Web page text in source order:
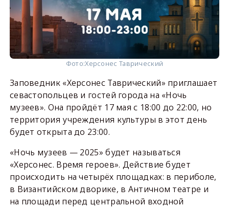
Фото:Херсонес Таврический
Заповедник «Херсонес Таврический» приглашает
севастопольцев и гостей города на «Ночь
музеев». Она пройдёт 17 мая с 18:00 до 22:00, но
территория учреждения культуры в этот день
будет открыта до 23:00.
«Ночь музеев — 2025» будет называться
«Херсонес. Время героев». Действие будет
происходить на четырёх площадках: в периболе,
в Византийском дворике, в Античном театре и
на площади перед центральной входной